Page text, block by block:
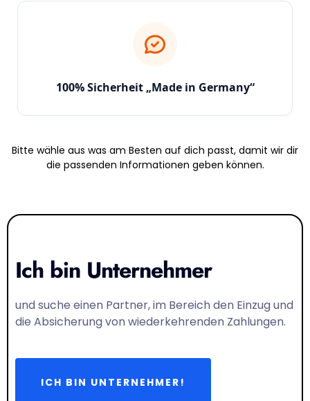
100% Sicherheit „Made in Germany“
Bitte wähle aus was am Besten auf dich passt, damit wir dir
die passenden Informationen geben können.
Ich bin Unternehmer
und suche einen Partner, im Bereich den Einzug und
die Absicherung von wiederkehrenden Zahlungen.
ICH BIN UNTERNEHMER!